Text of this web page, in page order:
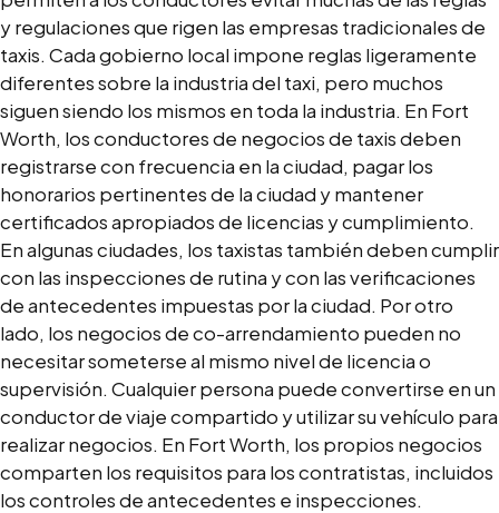
y regulaciones que rigen las empresas tradicionales de
taxis. Cada gobierno local impone reglas ligeramente
diferentes sobre la industria del taxi, pero muchos
siguen siendo los mismos en toda la industria. En Fort
Worth, los conductores de negocios de taxis deben
registrarse con frecuencia en la ciudad, pagar los
honorarios pertinentes de la ciudad y mantener
certificados apropiados de licencias y cumplimiento.
En algunas ciudades, los taxistas también deben cumplir
con las inspecciones de rutina y con las verificaciones
de antecedentes impuestas por la ciudad. Por otro
lado, los negocios de co-arrendamiento pueden no
necesitar someterse al mismo nivel de licencia o
supervisión. Cualquier persona puede convertirse en un
conductor de viaje compartido y utilizar su vehículo para
realizar negocios. En Fort Worth, los propios negocios
comparten los requisitos para los contratistas, incluidos
los controles de antecedentes e inspecciones.